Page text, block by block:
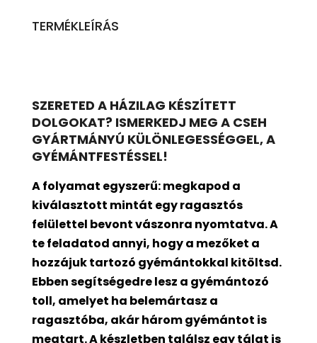
TERMÉKLEÍRÁS
SZERETED A HÁZILAG KÉSZÍTETT
DOLGOKAT? ISMERKEDJ MEG A CSEH
GYÁRTMÁNYÚ KÜLÖNLEGESSÉGGEL, A
GYÉMÁNTFESTÉSSEL!
A folyamat egyszerű: megkapod a
kiválasztott mintát egy ragasztós
felülettel bevontvászonra nyomtatva. A
te feladatod annyi, hogy a mezőket a
hozzájuk tartozó gyémántokkal kitöltsd.
Ebben segítségedre lesz a gyémántozó
toll, amelyet ha belemártasz a
ragasztóba, akár három gyémántot is
megtart. A készletben találsz egy tálat is